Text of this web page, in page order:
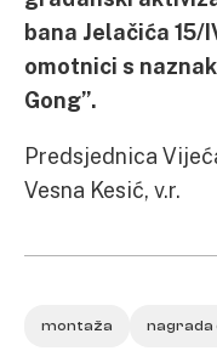
bana Jelačića 15/
omotnici s
Gong”.
Predsjednica
Vesna Kesić, v.r.
montaža nagrada